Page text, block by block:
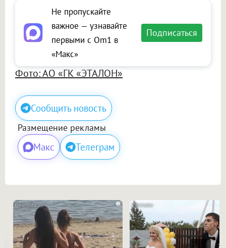
Не пропускайте
важное — узнавайте
первыми с Om1 в
«Макс»
Подписаться
Фото: АО «ГК «ЭТАЛОН»
Сообщить новость
Размещение рекламы
Макс Телеграм
i